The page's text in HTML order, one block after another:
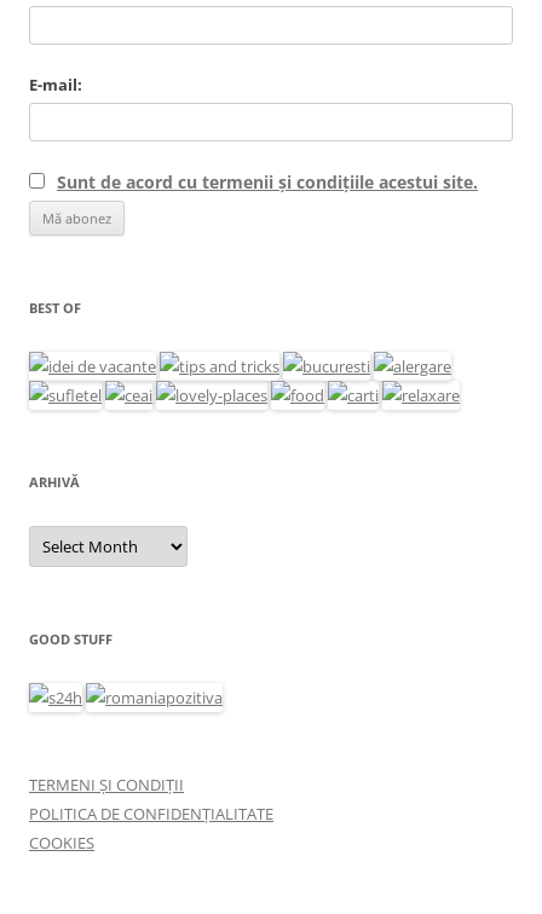
E-mail:
Sunt de acord cu termenii și condițiile acestui site.
BEST OF
ARHIVĂ
Arhivă
GOOD STUFF
TERMENI ȘI CONDIȚII
POLITICA DE CONFIDENȚIALITATE
COOKIES